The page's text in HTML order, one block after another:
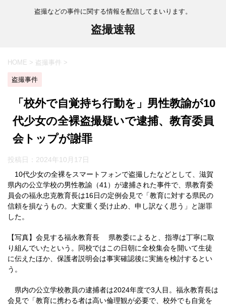
盗撮などの事件に関する情報を配信してまいります。
盗撮速報
HOME > 盗撮事件 >
盗撮事件
「校外で自覚持ち行動を」男性教諭が10
代少女の全裸盗撮疑いで逮捕、教育委員
会トップが謝罪
投稿日： 2024年10月17日
10代少女の全裸をスマートフォンで盗撮したなどとして、滋賀
県内の公立学校の男性教諭（41）が逮捕された事件で、県教育委
員会の福永忠克教育長は16日の定例会見で「教育に対する県民の
信頼を損なうもの。大変重く受け止め、申し訳なく思う」と謝罪
した。
【写真】会見する福永教育長 県教委によると、指導は丁寧に取
り組んでいたという。同校ではこの日朝に全校集会を開いて生徒
に伝えたほか、保護者説明会は事実確認後に実施を検討するとい
う。
県内の公立学校教員の逮捕者は2024年度で3人目。福永教育長は
会見で「教育に携わる者は高い倫理観が必要で、校外でも自覚を